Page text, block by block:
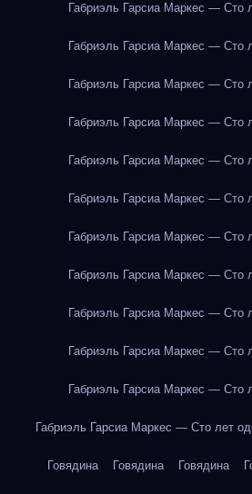
Габриэль Гарсиа Маркес — Сто
Габриэль Гарсиа Маркес — Сто
Габриэль Гарсиа Маркес — Сто
Габриэль Гарсиа Маркес — Сто
Габриэль Гарсиа Маркес — Сто
Габриэль Гарсиа Маркес — Сто
Габриэль Гарсиа Маркес — Сто
Габриэль Гарсиа Маркес — Сто
Габриэль Гарсиа Маркес — Сто
Габриэль Гарсиа Маркес — Сто
Габриэль Гарсиа Маркес — Сто
Габриэль Гарсиа Маркес — Сто лет
Говядина Говядина Говядина